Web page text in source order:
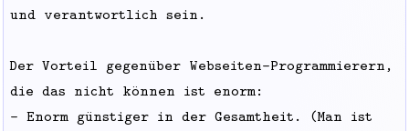
und verantwortlich sein.
Der Vorteil gegenüber Webseiten-Programmierern,
die das nicht können ist enorm:
- Enorm günstiger in der Gesamtheit. (Man ist